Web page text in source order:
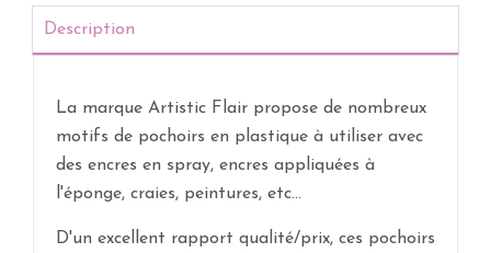
Description
La marque Artistic Flair propose de nombreux
motifs de pochoirs en plastique à utiliser avec
des encres en spray, encres appliquées à
l'éponge, craies, peintures, etc...
D'un excellent rapport qualité/prix, ces pochoirs